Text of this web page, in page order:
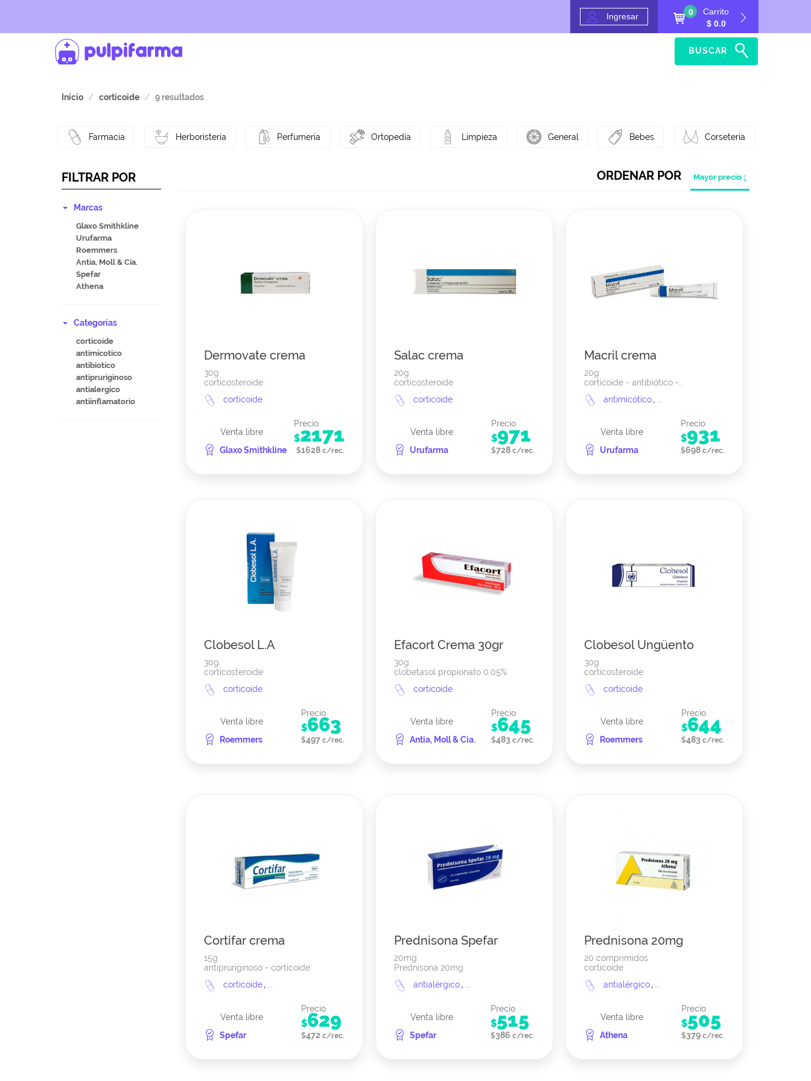
Ingresar 0
Carrito
$ 0.0
BUSCAR
Inicio corticoide 9 resultados
Farmacia Herboristería Perfumería Ortopedia Limpieza General Bebes Corseteria
FILTRAR POR
Marcas
Glaxo Smithkline
Urufarma
Roemmers
Antia, Moll & Cia.
Spefar
Athena
Categorías
corticoide
antimicotico
antibiotico
antipruriginoso
antialergico
antiinflamatorio
ORDENAR POR Mayor precio
Dermovate crema
30g
corticosteroide
corticoide
Venta libre
Glaxo Smithkline
Precio
$2171
$1628 c/rec.
Salac crema
20g
corticosteroide
corticoide
Venta libre
Urufarma
Precio
$971
$728 c/rec.
Macril crema
20g
corticoide - antibiótico -...
antimicótico,
Venta libre
Urufarma
Precio
$931
$698 c/rec.
Clobesol L.A
30g
corticosteroide
corticoide
Venta libre
Roemmers
Precio
$663
$497 c/rec.
Efacort Crema 30gr
30g
clobetasol propionato 0.05%
corticoide
Venta libre
Antia, Moll & Cia.
Precio
$645
$483 c/rec.
Clobesol Ungüento
30g
corticosteroide
corticoide
Venta libre
Roemmers
Precio
$644
$483 c/rec.
Cortifar crema
15g
antipruriginoso - corticoide
corticoide,
Venta libre
Spefar
Precio
$629
$472 c/rec.
Prednisona Spefar
20mg
Prednisona 20mg
antialérgico,
Venta libre
Spefar
Precio
$515
$386 c/rec.
Prednisona 20mg
20 comprimidos
corticoide
antialérgico,
Venta libre
Athena
Precio
$505
$379 c/rec.